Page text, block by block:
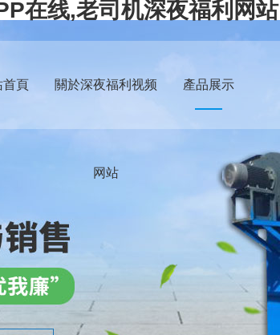
在线,老司机深夜福利网站
首頁 關於深夜福利视频
网站
產品展示